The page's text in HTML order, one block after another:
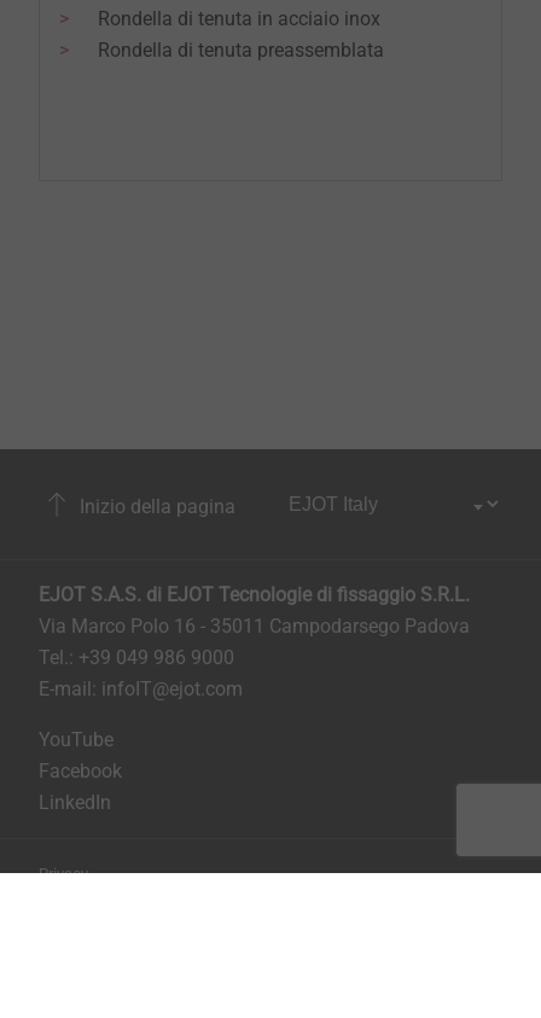
Rondella di tenuta in acciaio inox
Rondella di tenuta preassemblata
Inizio della pagina
EJOT S.A.S. di EJOT Tecnologie di fissaggio S.R.L.
Via Marco Polo 16 - 35011 Campodarsego Padova
Tel.: +39 049 986 9000
E-mail: infoIT@ejot.com
YouTube
Facebook
LinkedIn
Privacy